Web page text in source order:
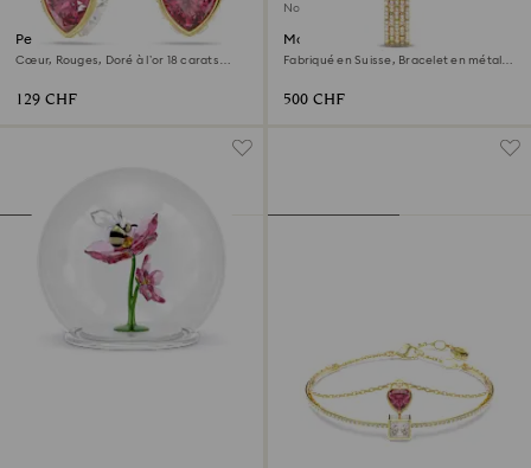
Pendants d'oreilles Chroma
Cœur, Rouges, Doré à l’or 18 carats
129 CHF
Nouveau
Montre Dextera octagon
Fabriqué en Suisse, Bracelet en métal,
500 CHF